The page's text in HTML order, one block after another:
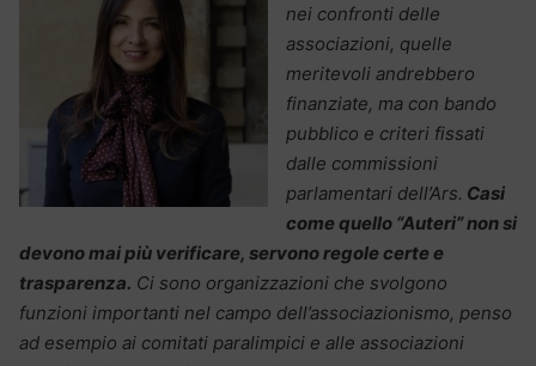
nei confronti delle
associazioni, quelle
meritevoli andrebbero
finanziate, ma con bando
pubblico e criteri fissati
dalle commissioni
parlamentari dell’Ars. Casi
come quello “Auteri” non si
devono mai più verificare, servono regole certe e
trasparenza. Ci sono organizzazioni che svolgono
funzioni importanti nel campo dell’associazionismo, penso
ad esempio ai comitati paralimpici e alle associazioni